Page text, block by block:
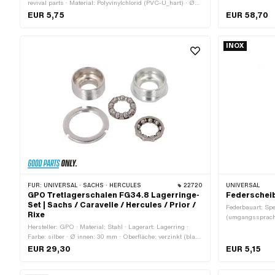
revival parts · Material: Polyvinylchlorid (PVC-U_hart) · Ø
aussen: 25 mm · Ø innen: 16.3 mm · Gesamtlänge: 30 mm
EUR 5,75
mm
EUR 58,70
FÜR: UNIVERSAL · SACHS · HERCULES 22720
GPO Tretlagerschalen FG34.8 Lagerringe-
Set | Sachs / Caravelle / Hercules / Prior /
Rixe
Hersteller: GPO · Material: Stahl · Lagerart: Lagerring ·
Farbe: silber · Ø innen: 30 mm · Oberfläche: verzinkt (blau)
· Ø Kugel [Zoll] / [mm]: 1/4" (6.35 mm)
EUR 29,30
INOX
UNIVERSAL
Federbauart:
EUR 5,15